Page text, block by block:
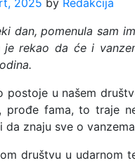
dan, pomenula sam
rekao da će i
postoje u našem
fama, to traje
znaju sve o
društvu u udarnom